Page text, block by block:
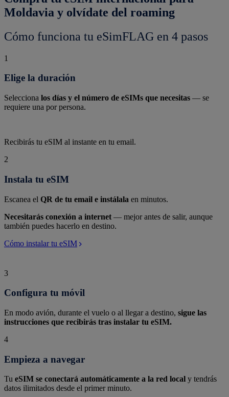
Moldavia y olvídate del roaming
Cómo funciona tu eSimFLAG en 4 pasos
1
Elige la duración
Selecciona los días y el número de eSIMs que necesitas — se
requiere una por persona.
Recibirás tu eSIM al instante en tu email.
2
Instala tu eSIM
Escanea el QR de tu email e instálala en minutos.
Necesitarás conexión a internet — mejor antes de salir, aunque
también puedes hacerlo en destino.
Cómo instalar tu eSIM
3
Configura tu móvil
En modo avión, durante el vuelo o al llegar a destino, sigue las
instrucciones que recibirás tras instalar tu eSIM.
4
Empieza a navegar
Tu eSIM se conectará automáticamente a la red local y tendrás
datos ilimitados desde el primer minuto.